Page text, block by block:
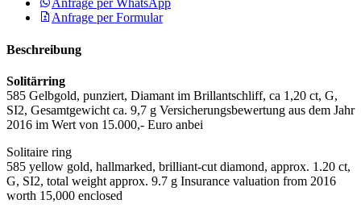
Anfrage per WhatsApp
Anfrage per Formular
Beschreibung
Solitärring
585 Gelbgold, punziert, Diamant im Brillantschliff, ca 1,20 ct, G,
SI2, Gesamtgewicht ca. 9,7 g Versicherungsbewertung aus dem Jahr
2016 im Wert von 15.000,- Euro anbei
Solitaire ring
585 yellow gold, hallmarked, brilliant-cut diamond, approx. 1.20 ct,
G, SI2, total weight approx. 9.7 g Insurance valuation from 2016
worth 15,000 enclosed